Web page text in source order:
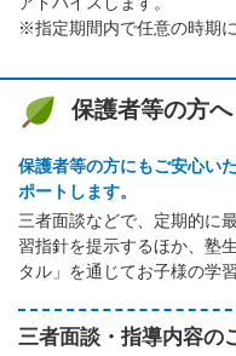
※指定期間内で任意の時期に
保護者等の方へ
保護者等の方にもご安心い
ポートします。
三者面談などで、定期的に
習指針を提示するほか、塾
タル」を通じてお子様の学
三者面談・指導内容の